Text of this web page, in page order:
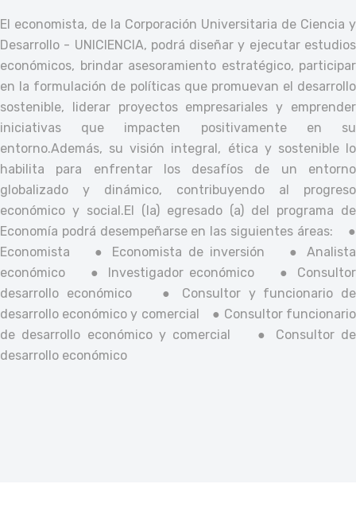
El economista, de la Corporación Universitaria de Ciencia y
Desarrollo - UNICIENCIA, podrá diseñar y ejecutar estudios
económicos, brindar asesoramiento estratégico, participar
en la formulación de políticas que promuevan el desarrollo
sostenible, liderar proyectos empresariales y emprender
iniciativas que impacten positivamente en su
entorno.Además, su visión integral, ética y sostenible lo
habilita para enfrentar los desafíos de un entorno
globalizado y dinámico, contribuyendo al progreso
económico y social.El (la) egresado (a) del programa de
Economía podrá desempeñarse en las siguientes áreas: ●
Economista ● Economista de inversión ● Analista
económico ● Investigador económico ● Consultor
desarrollo económico● Consultor y funcionario de
desarrollo económico y comercial ● Consultor funcionario
de desarrollo económico y comercial ● Consultor de
desarrollo económico